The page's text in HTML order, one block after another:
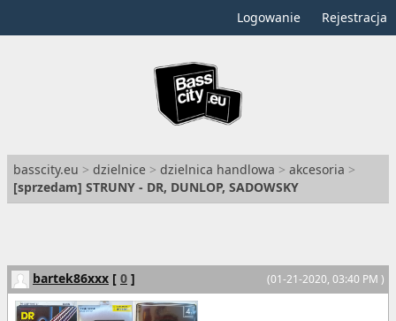
Logowanie Rejestracja
basscity.eu > dzielnice > dzielnica handlowa > akcesoria >
[sprzedam] STRUNY - DR, DUNLOP, SADOWSKY
(01-21-2020, 03:40 PM )
bartek86xxx [ 0 ]